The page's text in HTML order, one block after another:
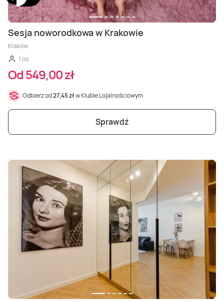
Sesja noworodkowa w Krakowie
Kraków
1 os.
Od 549,00 zł
Odbierz od27,45 złw Klubie Lojalnościowym
Sprawdź